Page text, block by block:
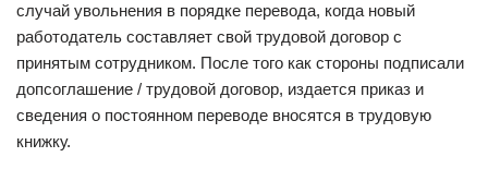
случай увольнения в порядке перевода, когда новый
работодатель составляет свой трудовой договор с
принятым сотрудником. После того как стороны подписали
допсоглашение / трудовой договор, издается приказ и
сведения о постоянном переводе вносятся в трудовую
книжку.